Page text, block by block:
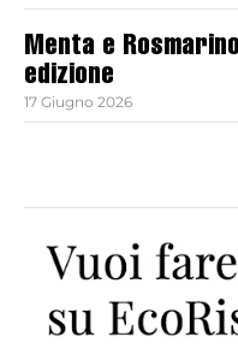
Menta e
edizione
17 Giugno 2026